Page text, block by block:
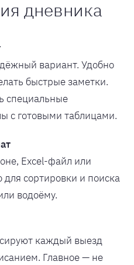
дневника
вариант. Удобно
быстрые заметки.
специальные
с готовыми таблицами.
Excel-файл или
сортировки и поиска
водоёму.
каждый выезд
Главное — не